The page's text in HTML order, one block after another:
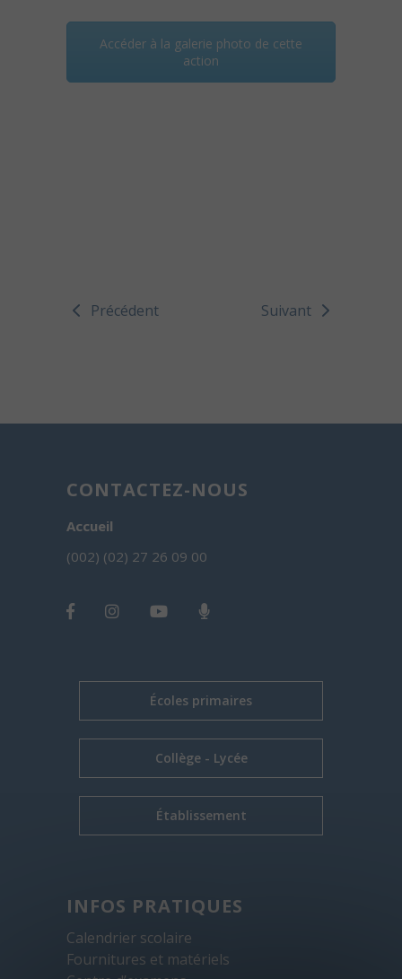
Accéder à la galerie photo de cette
action
Précédent Suivant
CONTACTEZ-NOUS
Accueil
(002) (02) 27 26 09 00
Écoles primaires
Collège - Lycée
Établissement
INFOS PRATIQUES
Calendrier scolaire
Fournitures et matériels